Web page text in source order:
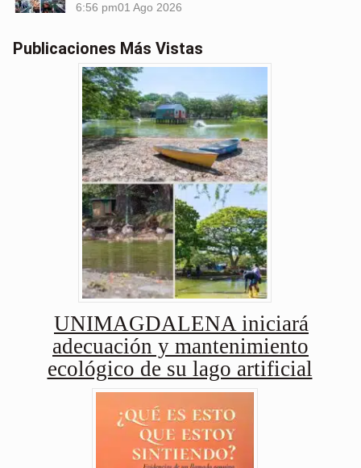
6:56 pm01 Ago 2026
Publicaciones Más Vistas
UNIMAGDALENA iniciará
adecuación y mantenimiento
ecológico de su lago artificial